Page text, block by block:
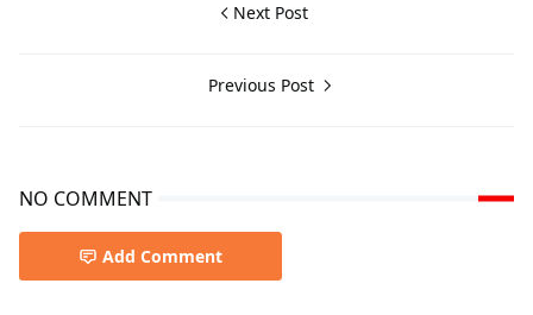
Next Post
Previous Post
NO COMMENT
Add Comment